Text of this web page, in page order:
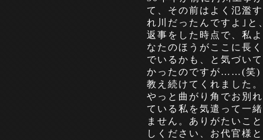
て、その前はよく氾濫
れ川だったんですよ｣と
返事をした時点で、私
なたのほうがここに長
でいるかも、と気づい
かったのですが……(笑)
教え続けてくれました
やっと曲がり角でお別
ている私を気遣って一
ません。ありがたいこ
しください、お代官様